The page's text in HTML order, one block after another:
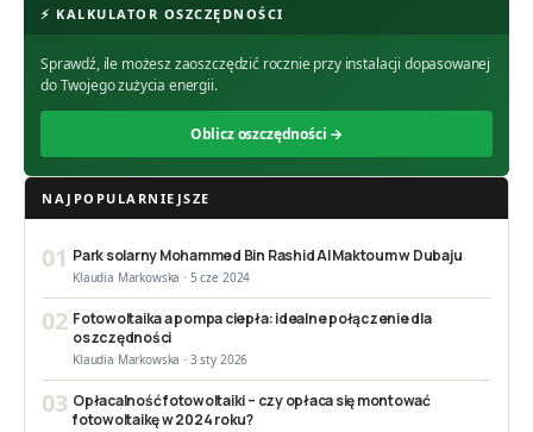
⚡ KALKULATOR OSZCZĘDNOŚCI
Sprawdź, ile możesz zaoszczędzić rocznie przy instalacji dopasowanej
do Twojego zużycia energii.
Oblicz oszczędności →
NAJPOPULARNIEJSZE
01 Park solarny Mohammed Bin Rashid Al Maktoum w Dubaju
Klaudia Markowska · 5 cze 2024
02 Fotowoltaika a pompa ciepła: idealne połączenie dla
oszczędności
Klaudia Markowska · 3 sty 2026
03 Opłacalność fotowoltaiki – czy opłaca się montować
fotowoltaikę w 2024 roku?